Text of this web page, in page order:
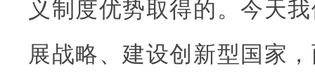
义制度优势取得的。今天
展战略、建设创新型国家